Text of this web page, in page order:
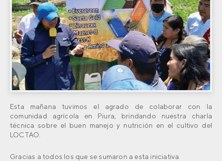
Esta mañana tuvimos el agrado de colaborar con la
comunidad agrícola en Piura, brindando nuestra charla
técnica sobre el buen manejo y nutrición en el cultivo del
LOCTAO.
Gracias a todos los que se sumaron a esta iniciativa.